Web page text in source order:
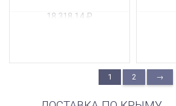
18 318,14 ₽
1 2 →